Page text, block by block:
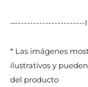
—----------------------
* Las imágenes
ilustrativos y
del producto